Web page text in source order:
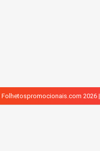
2026 |